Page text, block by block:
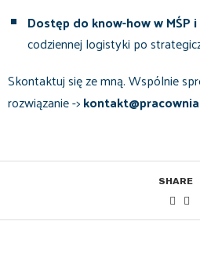
Dostęp do know-how w MŚP
codziennej logistyki po
Skontaktuj się ze mną. Wspólnie
rozwiązanie ->
SHARE